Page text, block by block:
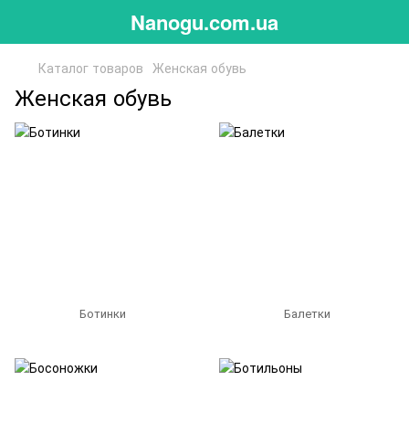
Nanogu.com.ua
Каталог товаров Женская обувь
Женская обувь
Ботинки Балетки